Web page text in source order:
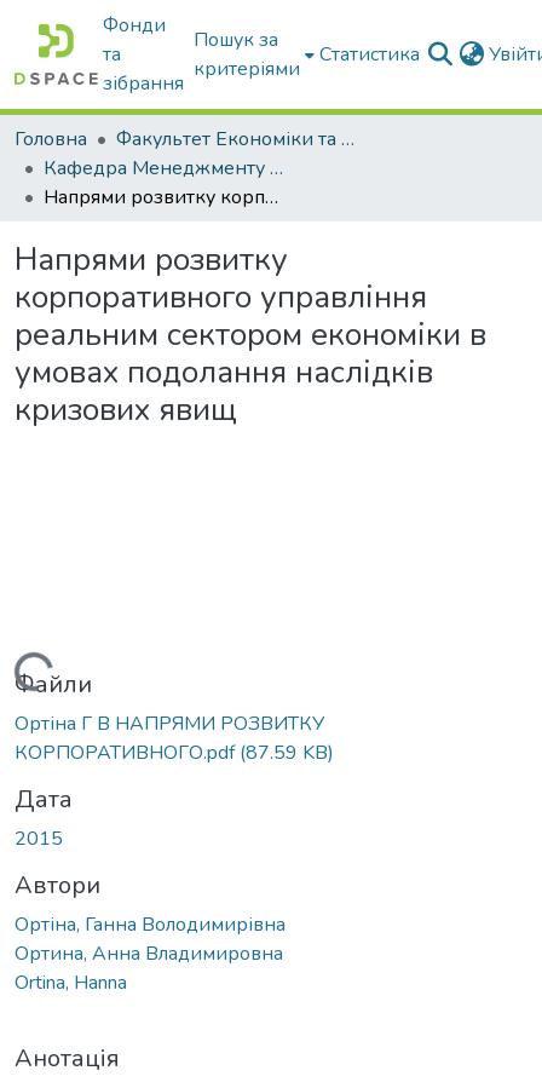
Фонди
та
зібрання
Пошук за
критеріями
Статистика
Головна
Факультет Економіки та бізнесу
Кафедра Менеджменту та публічного адміністрування
Напрями розвитку корпоративного управління реальним сектором економіки в умовах подолання наслідків кризових явищ
Напрями розвитку
корпоративного управління
реальним сектором економіки в
умовах подолання наслідків
кризових явищ
Файли
Ортіна Г В НАПРЯМИ РОЗВИТКУ
КОРПОРАТИВНОГО.pdf(87.59 KB)
Дата
2015
Автори
Ортіна, Ганна Володимирівна
Ортина, Анна Владимировна
Ortina, Hanna
Анотація